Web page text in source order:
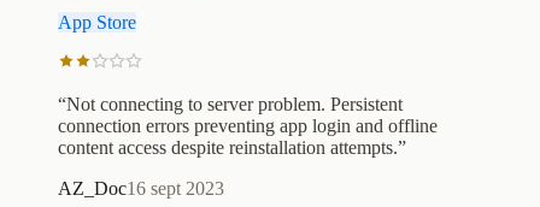
App Store
“Not connecting to server problem. Persistent
connection errors preventing app login and offline
content access despite reinstallation attempts.”
AZ_Doc16 sept 2023